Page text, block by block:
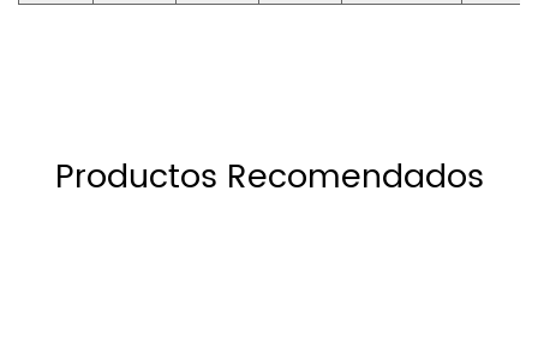
Productos Recomendados